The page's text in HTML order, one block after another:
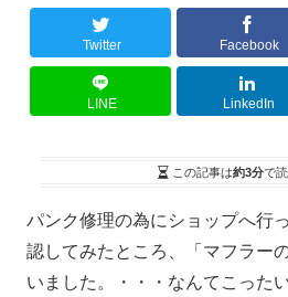
Twitter Facebook
LINE LinkedIn
この記事は約3分で読
パンク修理の為にショップへ行
認してみたところ、「マフラー
いました。・・・なんてこったい